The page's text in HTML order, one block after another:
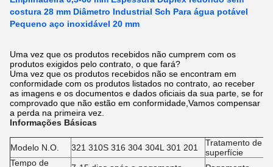
costura 28 mm Diâmetro Industrial Sch Para água potável
Pequeno aço inoxidável 20 mm
Uma vez que os produtos recebidos não cumprem com os
produtos exigidos pelo contrato, o que fará?
Uma vez que os produtos recebidos não se encontram em
conformidade com os produtos listados no contrato, ao receber
as imagens e os documentos e dados oficiais da sua parte, se for
comprovado que não estão em conformidade,Vamos compensar
a perda na primeira vez.
Informações Básicas
Modelo N.O. 321 310S 316 304 304L 301 201
Tratamento de
superfície
Tempo de